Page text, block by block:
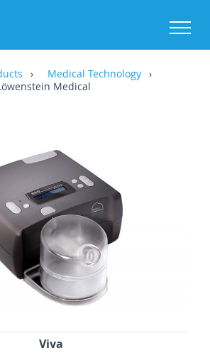
Medical Technology
Medical
Viva